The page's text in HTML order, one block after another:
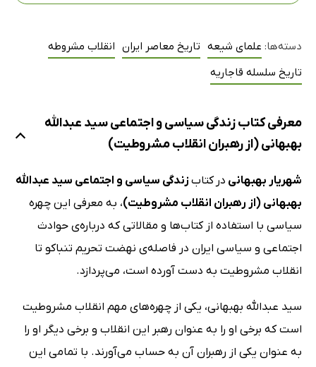
دسته‌ها: علمای شیعه تاریخ معاصر ایران انقلاب مشروطه
تاریخ سلسله قاجاریه
معرفی کتاب زندگی سیاسی و اجتماعی سید عبدالله
بهبهانی (از رهبران انقلاب مشروطیت)
شهریار بهبهانی در کتاب زندگی سیاسی و اجتماعی سید عبدالله
بهبهانی (از رهبران انقلاب مشروطیت)، به معرفی این چهره
سیاسی با استفاده از کتاب‌ها و مقالاتی که درباره‌ی حوادث
اجتماعی و سیاسی ایران در فاصله‌ی نهضت تحریم تنباکو تا
انقلاب مشروطیت به دست آورده است، می‌پردازد.
سید عبدالله بهبهانی، یکی از چهره‌های مهم انقلاب مشروطیت
است که برخی او را به عنوان رهبر این انقلاب و برخی دیگر او را
به عنوان یکی از رهبران آن به حساب می‌آورند. با تمامی این